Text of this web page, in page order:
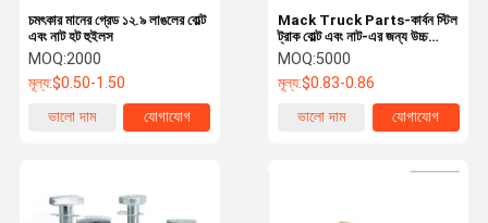
Mack Truck Parts-কার্বন স্টিল
ট্রাক বোল্ট এবং নাট-এর জন্য উচ্চ
গুণমান
MOQ:5000
মূল্য:$0.83-0.86
ভালো দাম
যোগাযোগ
চমৎকার মানের গ্রেড ১২.৯ লাঙলের বোল্ট
এবং নাট হট হুইলস
MOQ:2000
মূল্য:$0.50-1.50
ভালো দাম
যোগাযোগ